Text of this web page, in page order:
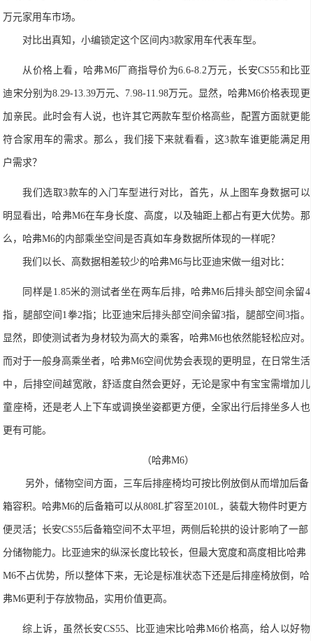
万元家用车市场。
对比出真知，小编锁定这个区间内3款家用车代表车型。
从价格上看，哈弗M6厂商指导价为6.6-8.2 万元，长安CS55和比亚
迪 宋分别为8.29-13.39万元、 7.98-11.98万元。显然，哈弗M6价格表现更
加亲民。此时会有人说，也许其它两款车型价格高些，配置方面就更能
符合家用车的需求。那么，我们接下来就看看，这3款车谁更能满足用
户需求？
我们选取3款车的入门车型进行对比，首先，从上图车身数据可以
明显看出，哈弗M6在车身长度、高度，以及轴距上都占有更大优势。那
么，哈弗M6的内部乘坐空间是否真如车身数据所体现的一样呢？
我们以长、高数据相差较少的哈弗M6与比亚迪宋做一组对比：
同样是1.85米的测试者坐在两车后排，哈弗M6后排头部空间余留4
指，腿部空间 1拳2指；比亚迪宋后排头部空间余留3指，腿部空间3指。
显然，即使测试者为身材较为高大的乘客，哈弗M6也依然能轻松应对。
而对于一般身高乘坐者，哈弗M6空间优势会表现的更明显，在日常生活
中，后排空间越宽敞，舒适度自然会更好，无论是家中有宝宝需增加儿
童座椅，还是老人上下车或调换坐姿都更方便，全家出行后排坐多人也
更有可能。
（哈弗M6）
另外，储物空间方面，三车后排座椅均可按比例放倒从而增加后备
箱容积。哈弗M6的后备箱可以从808L扩容至2010L ，装载大物件时更方
便灵活；长安CS55后备箱空间不太平坦，两侧后轮拱的设计影响了一部
分储物能力。比亚迪宋的纵深长度比较长，但最大宽度和高度相比哈弗
M6不占优势，所以整体下来，无论是标准状态下还是后排座椅放倒，哈
弗M6更利于存放物品，实用价值更高。
综 上诉，虽然长安CS55、比亚迪宋比哈弗M6价格高，给人以好物